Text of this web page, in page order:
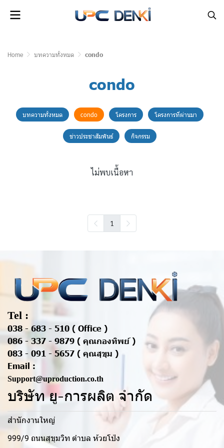
Home บทความทั้งหมด condo
condo
บทความทั้งหมด condo โครงการ โครงการที่ผ่านมา
ข่าวประชาสัมพันธ์ กิจกรรม
ไม่พบเนื้อหา
1
Tel :
038 - 683 - 510 ( Office )
086 - 337 - 9879 ( คุณกองทิพย์ )
083 - 091 - 5657 ( คุณสุขุม )
Email :
Support@uproduction.co.th
บริษัท ยู-การผลิต จำกัด
สำนักงานใหญ่
999/9 ถนนสุขุมวิท ตำบล ห้วยโป่ง